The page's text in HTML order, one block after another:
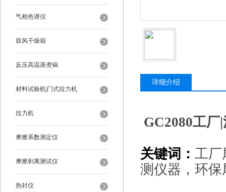
气相色谱仪
鼓风干燥箱
反压高温蒸煮锅
材料试验机|门式拉力机
拉力机
摩擦系数测定仪
摩擦剥离测试仪
热封仪
详细介绍
GC2080工厂
关键词： 工厂
测仪器，环